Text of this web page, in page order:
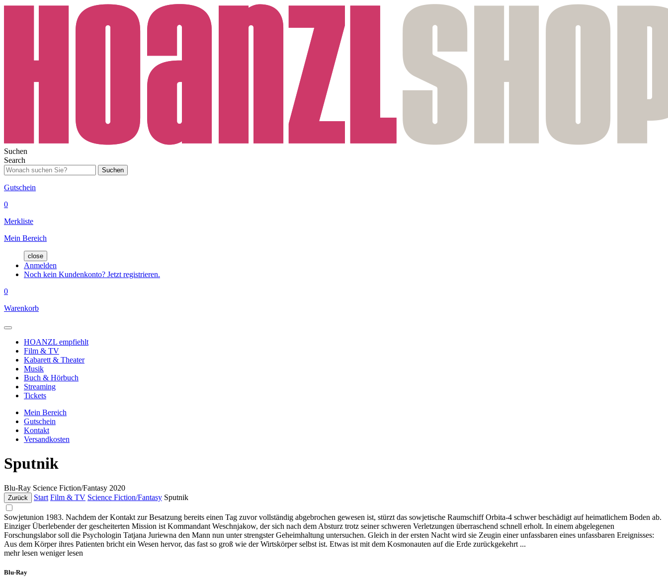
Suchen
Search
Suchen
Gutschein
0
Merkliste
Mein Bereich
close
Anmelden
Noch kein Kundenkonto? Jetzt registrieren.
0
Warenkorb
HOANZL empfiehlt
Film & TV
Kabarett & Theater
Musik
Buch & Hörbuch
Streaming
Tickets
Mein Bereich
Gutschein
Kontakt
Versandkosten
Sputnik
Blu-Ray Science Fiction/Fantasy 2020
Zurück Start Film & TV Science Fiction/Fantasy Sputnik
Sowjetunion 1983. Nachdem der Kontakt zur Besatzung bereits einen Tag zuvor vollständig abgebrochen gewesen ist, stürzt das sowjetische Raumschiff Orbita-4 schwer beschädigt auf heimatlichem Boden ab.
Einziger Überlebender der gescheiterten Mission ist Kommandant Weschnjakow, der sich nach dem Absturz trotz seiner schweren Verletzungen überraschend schnell erholt. In einem abgelegenen
Forschungslabor soll die Psychologin Tatjana Juriewna den Mann nun unter strengster Geheimhaltung untersuchen. Gleich in der ersten Nacht wird sie Zeugin einer unfassbaren eines unfassbaren Ereignisses:
Aus dem Körper ihres Patienten bricht ein Wesen hervor, das fast so groß wie der Wirtskörper selbst ist. Etwas ist mit dem Kosmonauten auf die Erde zurückgekehrt ...
mehr lesen weniger lesen
Blu-Ray